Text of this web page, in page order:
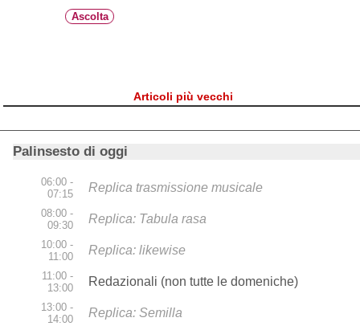
Ascolta
Articoli più vecchi
Palinsesto di oggi
06:00 -
07:15
Replica trasmissione musicale
08:00 -
09:30
Replica: Tabula rasa
10:00 -
11:00
Replica: likewise
11:00 -
13:00
Redazionali (non tutte le domeniche)
13:00 -
14:00
Replica: Semilla